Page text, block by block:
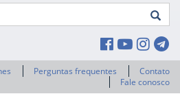
Perguntas frequentes
Contato
Fale conosco